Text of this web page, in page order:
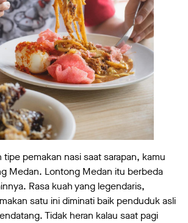
tipe pemakan nasi saat sarapan, kamu
Medan. Lontong Medan itu berbeda
Rasa kuah yang legendaris,
satu ini diminati baik penduduk asli
Tidak heran kalau saat pagi